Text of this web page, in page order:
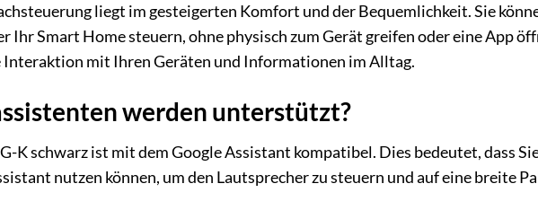
liegt im gesteigerten Komfort und der Bequemlichkeit. Sie
Ihr Smart Home steuern, ohne physisch zum Gerät greifen oder eine App
mit Ihren Geräten und Informationen im Alltag.
werden unterstützt?
K schwarz ist mit dem Google Assistant kompatibel. Dies bedeutet, dass
nutzen können, um den Lautsprecher zu steuern und auf eine breite